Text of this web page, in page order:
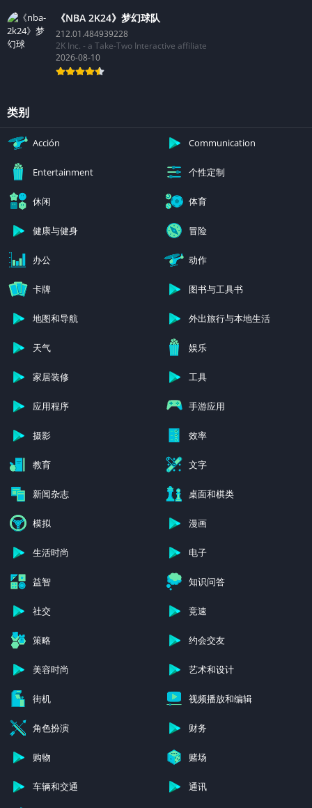
《NBA 2K24》梦幻球队
212.01.484939228
2K Inc. - a Take-Two Interactive affiliate
2026-08-10
类别
Acción Communication
Entertainment 个性定制
休闲 体育
健康与健身 冒险
办公 动作
卡牌 图书与工具书
地图和导航 外出旅行与本地生活
天气 娱乐
家居装修 工具
应用程序 手游应用
摄影 效率
教育 文字
新闻杂志 桌面和棋类
模拟 漫画
生活时尚 电子
益智 知识问答
社交 竞速
策略 约会交友
美容时尚 艺术和设计
街机 视频播放和编辑
角色扮演 财务
购物 赌场
车辆和交通 通讯